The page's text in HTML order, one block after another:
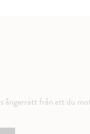
ångerrätt från att du